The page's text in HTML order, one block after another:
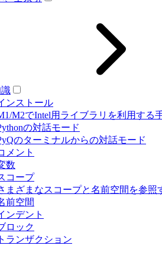
ンストール
M2でIntel用ライブラリを利用する
の対話モード
のターミナルからの対話モード
メント
数
コープ
まざまなスコープと名前空間を参照
前空間
ンデント
ロック
トランザクション